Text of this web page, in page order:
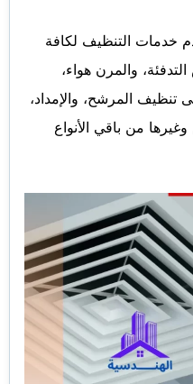
خدمات التنظيف لكافة
والمرن هواء،
تنظيف المرشح، والإمداد،
من باقي الأنواع